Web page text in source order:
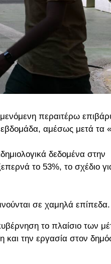
περαιτέρω
εβδομάδα, αμέσως μετά τα
δεδομένα στην
το 53%, το σχέδιο
σε χαμηλά επίπεδα.
το πλαίσιο των
την εργασία στον